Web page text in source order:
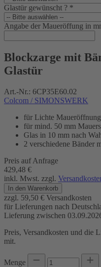
Glastür gewünscht ? *
Angabe der Maueröffung in
Blockzarge mit
Glastür
Art.-Nr.: 6CP35E60.02
Colcom / SIMONSWERK
für Lichte
für mind. 50 mm
Glas in 10 mm nach
2 verschiedene Bänder
Preis auf Anfrage
429,48 €
inkl. Mwst. zzgl.
In den Warenkorb
zzgl. 59,50 € Versandkosten
für Lieferungen nach
Lieferung zwischen
Preis, Versandkosten und die
mit.
Menge